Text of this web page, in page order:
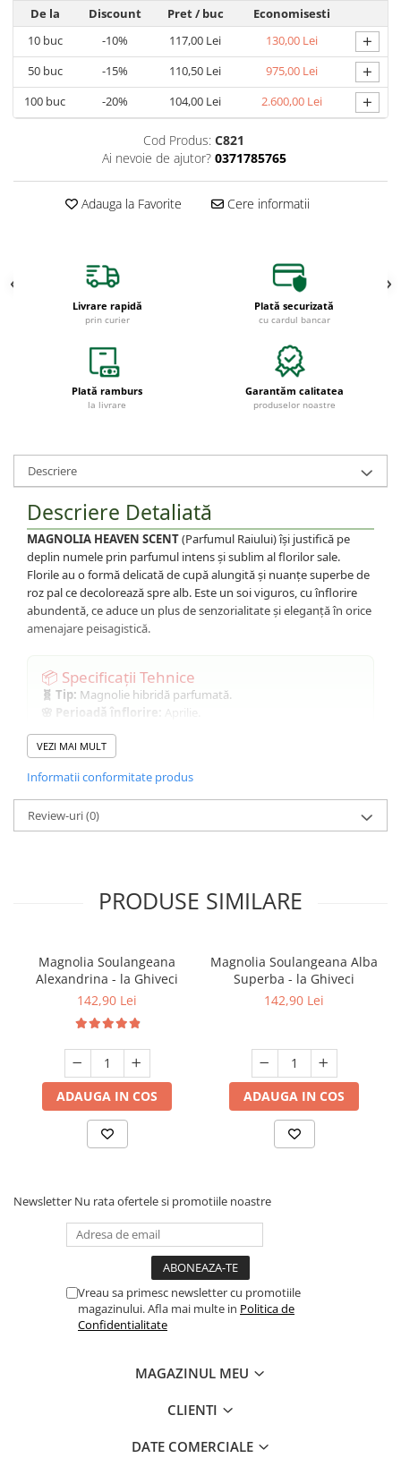
Abies
Tuia
Chiparos
Pin
Vita de vie
Trandafiri
Trandafiri Copac
Trandafiri Pomisor Plangator
Bulbi de Narcise
Bulbi de Lalele
Magnolii
Arbusti cu flori
Plante Ornamentale
Plante urcatoare
Pomi Columnari
Plante foioase
De la
Discount Pret/ buc
Economisesti
10buc -10% 117,00 Lei 130,00 Lei +
50buc -15% 110,50 Lei 975,00 Lei +
100 buc -20% 104,00 Lei 2.600,00 Lei +
Cod Produs: C821
Ai nevoie de ajutor? 0371785765
Adauga la Favorite Cere informatii
Livrare rapidă
prin curier
Plată securizată
cu cardul bancar
Plată ramburs
la livrare
Garantăm calitatea
produselor noastre
Descriere
Descriere Detaliată
MAGNOLIA HEAVEN SCENT(Parfumul Raiului) își justifică pe
deplin numele prin parfumul intens și sublim al florilor sale.
Florile au o formă delicată de cupă alungită și nuanțe superbe de
roz pal ce decolorează spre alb. Este un soi viguros, cu înflorire
abundentă, ce aduce un plus de senzorialitate și eleganță în orice
amenajare peisagistică.
📦 Specificații Tehnice
🧬 Tip: Magnolie hibridă parfumată.
🌸 Perioadă înflorire:
Aprilie.
📏 Inălțime la livrare:
❄️ Rezistență la îngheț:
Ghid de Plantare și Îngrijire (La
Ghiveci)
Udare regulată pentru a menține solul reavăn.
VEZI MAI MULT
Informatii conformitate produs
Review-uri(0)
PRODUSE SIMILARE
Magnolia Soulangeana
Alexandrina - la Ghiveci
142,90 Lei
ADAUGA IN COS
Magnolia Soulangeana Alba
Superba - la Ghiveci
142,90 Lei
ADAUGA IN COS
Newsletter Nu rata ofertele si promotiile noastre
Vreau sa primesc newsletter cu promotiile
magazinului. Afla mai multe in Politica de
Confidentialitate
MAGAZINUL MEU
CLIENTI
DATE COMERCIALE